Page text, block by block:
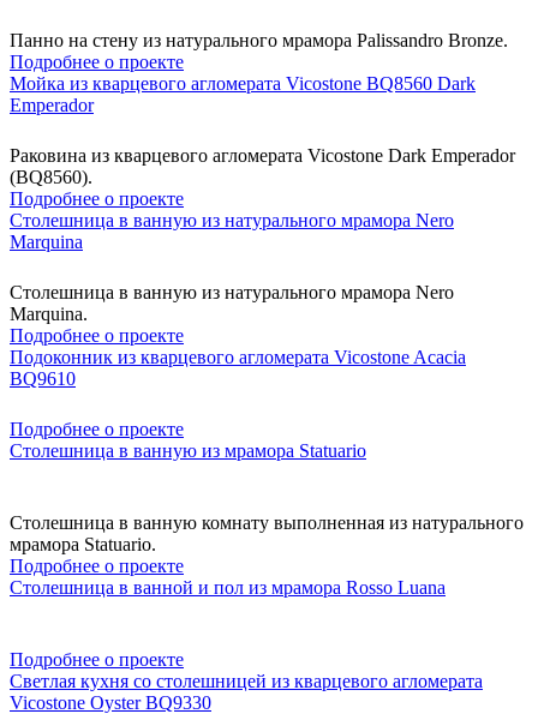
Панно на стену из натурального мрамора Palissandro Bronze.
Подробнее о проекте
Мойка из кварцевого агломерата Vicostone BQ8560 Dark
Emperador
Раковина из кварцевого агломерата Vicostone Dark Emperador
(BQ8560).
Подробнее о проекте
Столешница в ванную из натурального мрамора Nero
Marquina
Столешница в ванную из натурального мрамора Nero
Marquina.
Подробнее о проекте
Подоконник из кварцевого агломерата Vicostone Acacia
BQ9610
Подробнее о проекте
Столешница в ванную из мрамора Statuario
Столешница в ванную комнату выполненная из натурального
мрамора Statuario.
Подробнее о проекте
Столешница в ванной и пол из мрамора Rosso Luana
Подробнее о проекте
Светлая кухня со столешницей из кварцевого агломерата
Vicostone Oyster BQ9330